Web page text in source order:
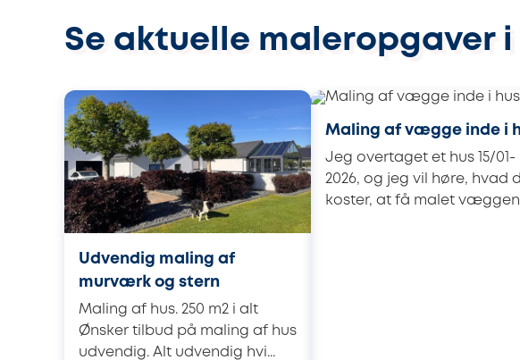
Se aktuelle maleropgaver i
Udvendig maling af
murværk og stern
Maling af hus. 250 m2 i alt
Ønsker tilbud på maling af hus
udvendig. Alt udvendig hvi...
Maling af vægge inde i
Jeg overtaget et hus 15/01-
2026, og jeg vil høre, hvad
koster, at få malet